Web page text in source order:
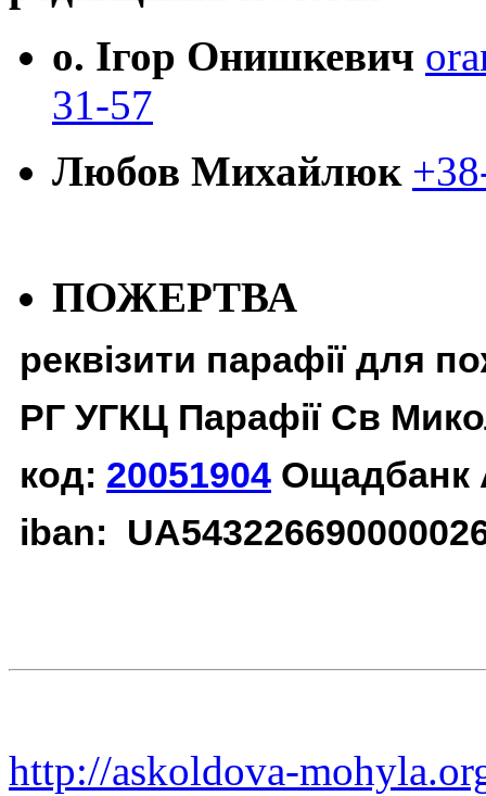
о. Ігор Онишкевич
31-57
Любов Михайлюк
ПОЖЕРТВА
реквізити парафії для
РГ УГКЦ Парафії Св
код: 20051904 Ощадбанк
iban:
http://askoldova-